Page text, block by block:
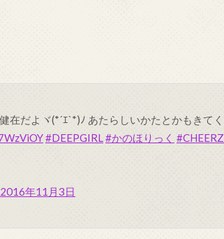
だよヾ(*´ｴ`*)ﾉ あたらしいかたとかもきてく
#DEEPGIRL#かのほりっく #CHEERZ
2016年11月3日